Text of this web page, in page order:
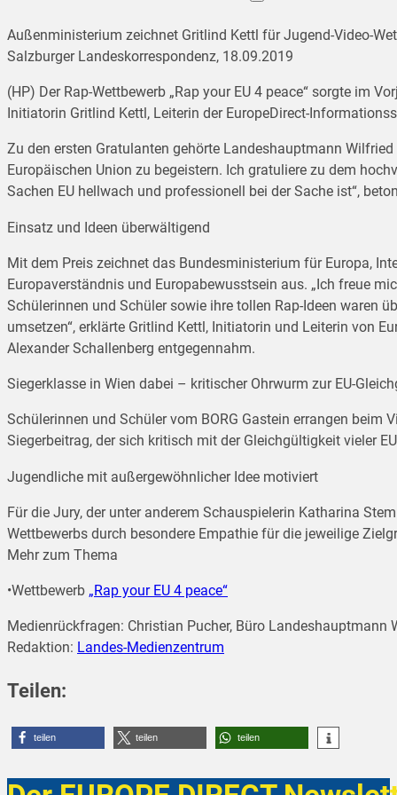
Außenministerium zeichnet Gritlind Kettl für Jugend-Video-
Salzburger Landeskorrespondenz, 18.09.2019
(HP) Der Rap-Wettbewerb „Rap your EU 4 peace“ sorgte im
Initiatorin Gritlind Kettl, Leiterin der EuropeDirect-
Zu den ersten Gratulanten gehörte Landeshauptmann
Europäischen Union zu begeistern. Ich gratuliere zu dem
Sachen EU hellwach und professionell bei der Sache ist“,
Einsatz und Ideen überwältigend
Mit dem Preis zeichnet das Bundesministerium für Europa,
Europaverständnis und Europabewusstsein aus. „Ich freue
Schülerinnen und Schüler sowie ihre tollen Rap-Ideen waren
umsetzen“, erklärte Gritlind Kettl, Initiatorin und Leiterin von
Alexander Schallenberg entgegennahm.
Siegerklasse in Wien dabei – kritischer Ohrwurm zur EU-
Schülerinnen und Schüler vom BORG Gastein errangen beim
Siegerbeitrag, der sich kritisch mit der Gleichgültigkeit vieler
Jugendliche mit außergewöhnlicher Idee motiviert
Für die Jury, der unter anderem Schauspielerin Katharina
Wettbewerbs durch besondere Empathie für die jeweilige
Mehr zum Thema
•Wettbewerb „Rap your EU 4 peace“
Medienrückfragen: Christian Pucher, Büro
Redaktion: Landes-Medienzentrum
Teilen:
teilen teilen teilen